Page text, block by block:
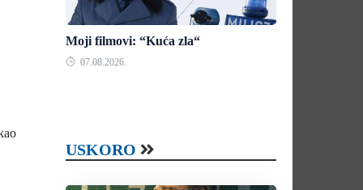
Moji filmovi: “Kuća zla“
07.08.2026.
USKORO